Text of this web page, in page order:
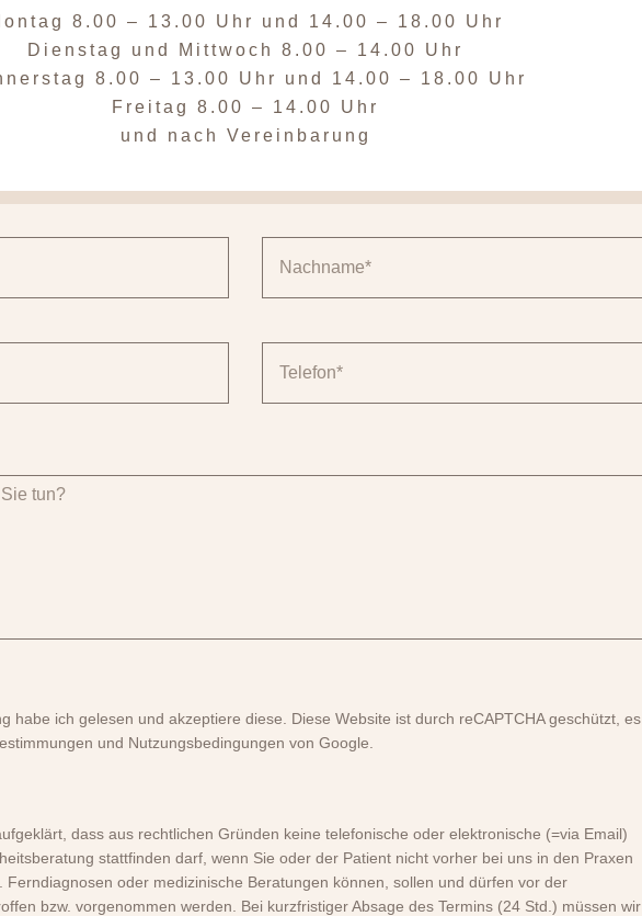
8.00 – 13.00 Uhr und 14.00 – 18.00 Uhr
Dienstag und Mittwoch 8.00 – 14.00 Uhr
8.00 – 13.00 Uhr und
14.00 – 18.00 Uhr
Freitag 8.00 – 14.00 Uhr
und nach Vereinbarung
habe ich gelesen und akzeptiere diese. Diese Website ist durch reCAPTCHA geschützt, es
und Nutzungsbedingungen von Google.
dass aus rechtlichen Gründen keine telefonische oder elektronische (=via Email)
stattfinden darf, wenn Sie oder der Patient nicht vorher bei uns in den Praxen
Ferndiagnosen oder medizinische Beratungen können, sollen und dürfen vor der
bzw. vorgenommen werden. Bei kurzfristiger Absage des Termins (24 Std.) müssen wir